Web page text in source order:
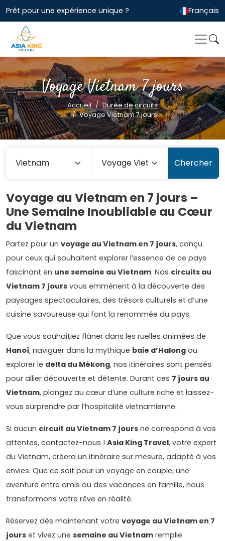
Prêt pour une expérience unique ? Français
Voyage Vietnam 7 jours
Accueil
Durée de circuits
Voyage Vietnam 7 jours
Chercher
Voyage au Vietnam en 7 jours –
Une Semaine Inoubliable au Cœur
du Vietnam
Partez pour un voyage au Vietnam en 7 jours, conçu
pour ceux qui souhaitent explorer l’essence de ce pays
fascinant en une semaine au Vietnam. Nos circuits au
Vietnam 7 jours vous emmènent à la découverte des
paysages spectaculaires, des trésors culturels et d’une
cuisine savoureuse qui font la renommée du pays.
Que vous souhaitiez flâner dans les ruelles animées de
Hanoï, naviguer dans la mythique baie d’Halong ou
explorer le delta du Mékong, nos itinéraires sont pensés
pour allier découverte et détente. Durant ces 7 jours au
Vietnam, plongez au cœur d’une culture riche et laissez-
vous surprendre par l’hospitalité vietnamienne.
Si aucun circuit au Vietnam 7 jours ne correspond à vos
attentes, contactez-nous ! Asia King Travel, votre expert
du Vietnam, créera un itinéraire sur mesure, adapté à vos
envies. Que ce soit pour un voyage en couple, une
aventure entre amis ou des vacances en famille, nous
transformons votre rêve en réalité.
Réservez dès maintenant votre voyage au Vietnam en 7
jours et vivez une semaine au Vietnam remplie